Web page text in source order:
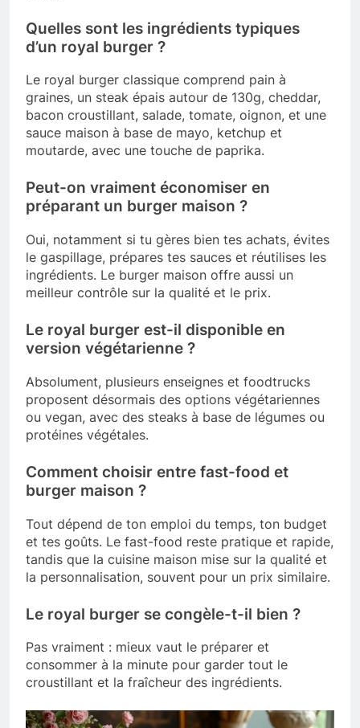
Quelles sont les ingrédients typiques
d’un royal burger ?
Le royal burger classique comprend pain à
graines, un steak épais autour de 130g, cheddar,
bacon croustillant, salade, tomate, oignon, et une
sauce maison à base de mayo, ketchup et
moutarde, avec une touche de paprika.
Peut-on vraiment économiser en
préparant un burger maison ?
Oui, notamment si tu gères bien tes achats, évites
le gaspillage, prépares tes sauces et réutilises les
ingrédients. Le burger maison offre aussi un
meilleur contrôle sur la qualité et le prix.
Le royal burger est-il disponible en
version végétarienne ?
Absolument, plusieurs enseignes et foodtrucks
proposent désormais des options végétariennes
ou vegan, avec des steaks à base de légumes ou
protéines végétales.
Comment choisir entre fast-food et
burger maison ?
Tout dépend de ton emploi du temps, ton budget
et tes goûts. Le fast-food reste pratique et rapide,
tandis que la cuisine maison mise sur la qualité et
la personnalisation, souvent pour un prix similaire.
Le royal burger se congèle-t-il bien ?
Pas vraiment : mieux vaut le préparer et
consommer à la minute pour garder tout le
croustillant et la fraîcheur des ingrédients.